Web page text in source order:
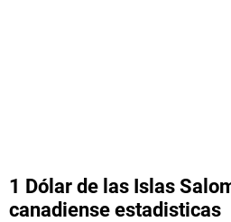
1 Dólar de las Islas
canadiense estadisticas